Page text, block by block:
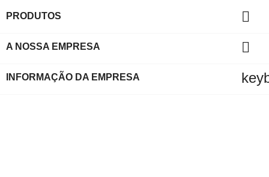
PRODUTOS 
A NOSSA EMPRESA 
INFORMAÇÃO DA EMPRESA